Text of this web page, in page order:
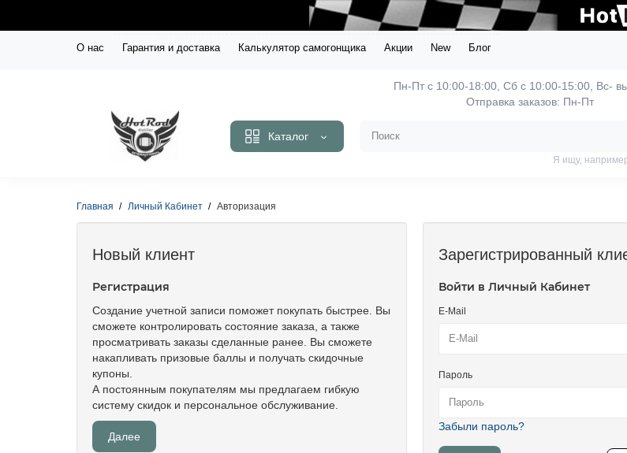
О нас Гарантия и доставка Калькулятор самогонщика Акции New Блог
Каталог
Пн-Пт с 10:00-18:00,
Отправка заказов: Пн-Пт
Я ищу,
Главная Личный Кабинет Авторизация
Новый клиент
Регистрация
Создание учетной записи поможет покупать быстрее. Вы
сможете контролировать состояние заказа, а также
просматривать заказы сделанные ранее. Вы сможете
накапливать призовые баллы и получать скидочные
купоны.
А постоянным покупателям мы предлагаем гибкую
систему скидок и персональное обслуживание.
Далее
Зарегистрированный
Войти в Личный Кабинет
E-Mail
Пароль
Забыли пароль?